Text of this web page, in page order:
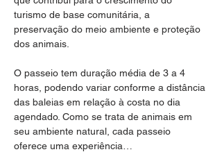
turismo de base comunitária, a
preservação do meio ambiente e proteção
dos animais.
O passeio tem duração média de 3 a 4
horas, podendo variar conforme a distância
das baleias em relação à costa no dia
agendado. Como se trata de animais em
seu ambiente natural, cada passeio
oferece uma experiência…